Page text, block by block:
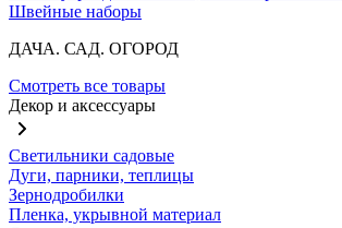
Швейные наборы
ДАЧА. САД. ОГОРОД
Смотреть все товары
Декор и аксессуары
Светильники садовые
Дуги, парники, теплицы
Зернодробилки
Пленка, укрывной материал